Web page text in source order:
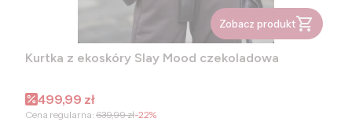
Zobacz produkt
Kurtka z ekoskóry Slay Mood czekoladowa
Cena promocyjna
499,99 zł
Cena regularna: 639,99 zł-22%